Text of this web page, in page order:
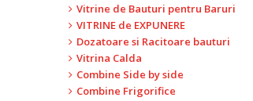
Vitrine de Bauturi pentru Baruri
VITRINE de EXPUNERE
Dozatoare si Racitoare bauturi
Vitrina Calda
Combine Side by side
Combine Frigorifice